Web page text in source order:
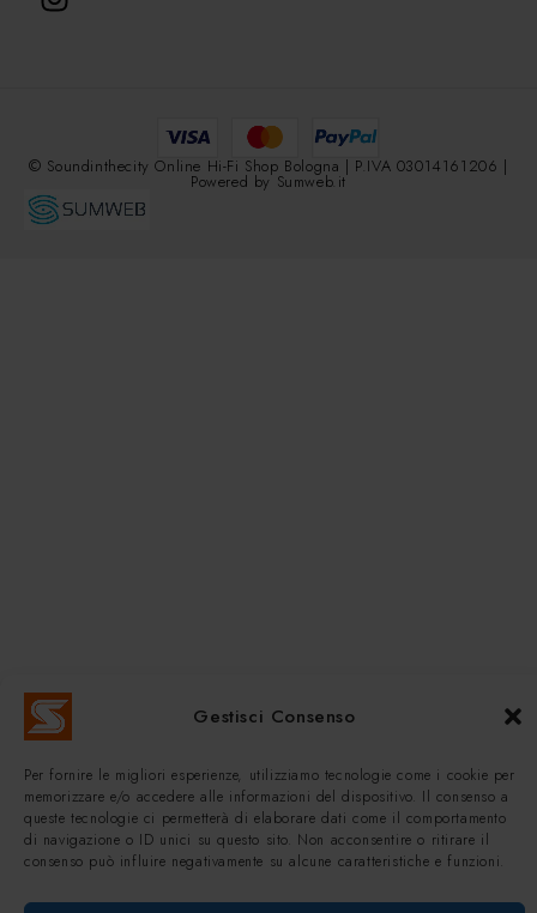
Gestisci Consenso
Per fornire le migliori esperienze, utilizziamo tecnologie come i cookie per
memorizzare e/o accedere alle informazioni del dispositivo. Il consenso a
queste tecnologie ci permetterà di elaborare dati come il comportamento
di navigazione o ID unici su questo sito. Non acconsentire o ritirare il
consenso può influire negativamente su alcune caratteristiche e funzioni.
© Soundinthecity Online Hi-Fi Shop Bologna | P.IVA 03014161206 |
Powered by Sumweb.it